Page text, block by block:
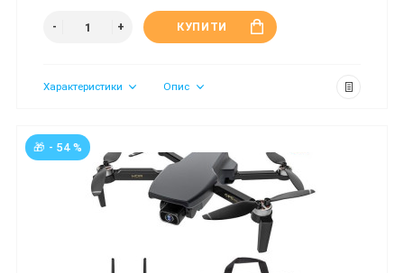
КУПИТИ
Характеристики Опис
🎁 - 54 %